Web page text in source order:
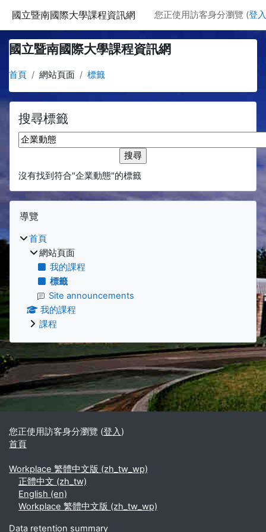
國立暨南國際大學課程資訊網 您正使用訪客身分瀏覽 (登入
國立暨南國際大學課程資訊網
首頁 網站頁面 標籤
搜尋標籤
搜尋標籤
沒有找到符合"企業動態"的標籤
區塊
跳過 導覽
導覽
首頁
網站頁面
我的課程
標籤
Site announcements
我的課程
課程
補充內容區塊
您正使用訪客身分瀏覽 (登入)
首頁
Workplace 繁體中文版 ‎(zh_tw_wp)‎
正體中文 ‎(zh_tw)‎
English ‎(en)‎
Workplace 繁體中文版 ‎(zh_tw_wp)‎
Data retention summary